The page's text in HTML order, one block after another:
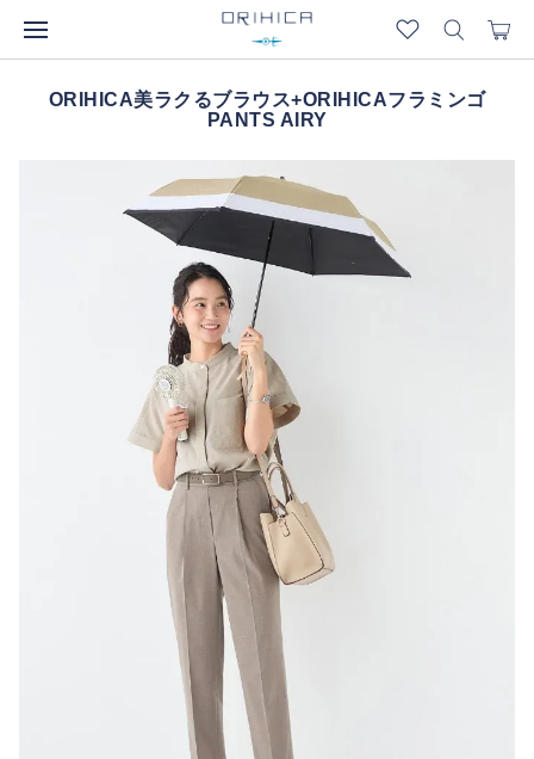
ORIHICA美ラクるブラウス+ORIHICAフラミンゴ
PANTS AIRY